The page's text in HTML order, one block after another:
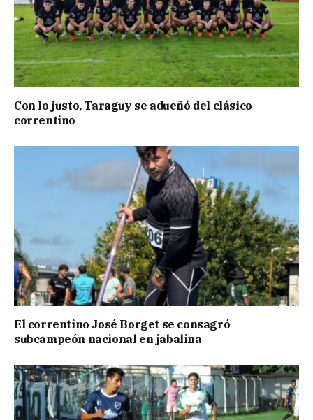
Con lo justo, Taraguy se adueñó del clásico
correntino
El correntino José Borget se consagró
subcampeón nacional en jabalina